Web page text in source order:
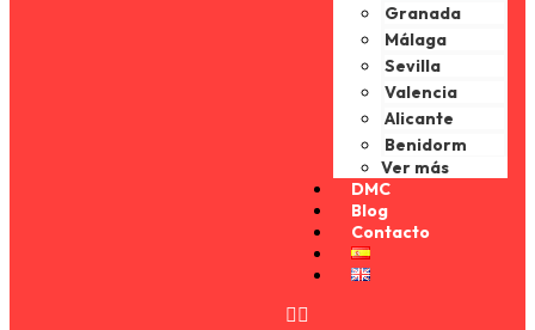
Granada
Málaga
Sevilla
Valencia
Alicante
Benidorm
Ver más
DMC
Blog
Contacto